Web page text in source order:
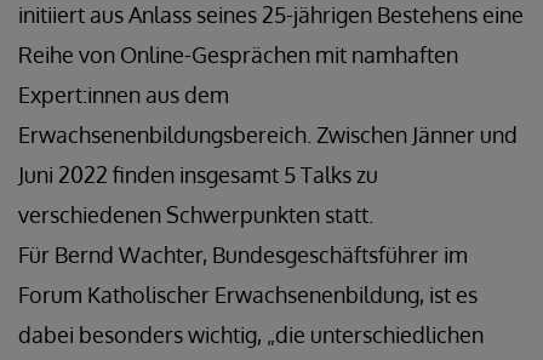
initiiert aus Anlass seines 25-jährigen Bestehens eine
Reihe von Online-Gesprächen mit namhaften
Expert:innen aus dem
Erwachsenenbildungsbereich. Zwischen Jänner und
Juni 2022 finden insgesamt 5 Talks zu
verschiedenen Schwerpunkten statt.
Für Bernd Wachter, Bundesgeschäftsführer im
Forum Katholischer Erwachsenenbildung, ist es
dabei besonders wichtig, „die unterschiedlichen